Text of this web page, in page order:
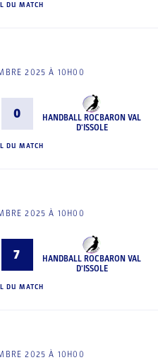
DU MATCH
2025 À 10H00
0
HANDBALL ROCBARON VAL
D'ISSOLE
DU MATCH
2025 À 10H00
7
HANDBALL ROCBARON VAL
D'ISSOLE
DU MATCH
2025 À 10H00